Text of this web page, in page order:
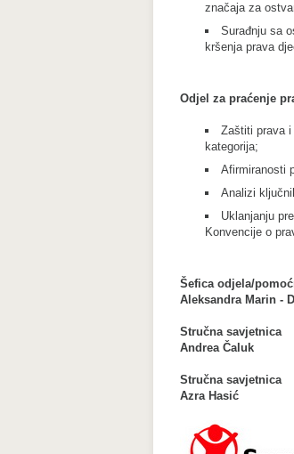
značaja za
Surađnju sa
kršenja prava
Odjel za praćenje
Zaštiti prava i
kategorija;
Afirmiranosti
Analizi
Uklanjanju
Konvencije o
Šefica odjela/
Aleksandra Marin -
Stručna savjetnica
Andrea Čaluk
Stručna savjetnica
Azra Hasić